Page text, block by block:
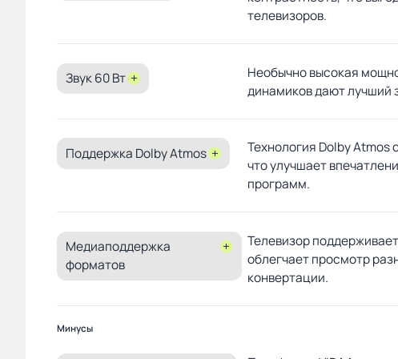
телевизоров.
Звук 60 Вт +
Необычно высокая
динамиков дают лучший
Поддержка Dolby Atmos +
Технология Dolby Atmos
что улучшает
программ.
Медиаподдержка
форматов
+
Телевизор
облегчает просмотр
конвертации.
Минусы